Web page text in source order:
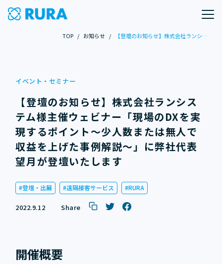
TOP / お知らせ / 【登壇のお知らせ】株式会社ランシステム様主催ウェビナー「現場のDXを実現するポイント～少人数または無人で収益を上げた事例解説～」に弊社代表 望月が登壇いたします
イベント・セミナー
【登壇のお知らせ】株式会社ランシス
テム様主催ウェビナー「現場のDXを実
現するポイント～少人数または無人で
収益を上げた事例解説～」に弊社代表
望月が登壇いたします
登壇・出展 遠隔接客サービス RURA
2022.9.12 Share
開催概要